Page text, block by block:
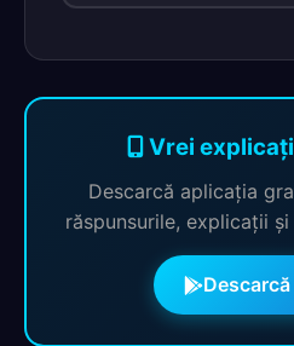
Vrei
Descarcă aplicația
răspunsurile, explicații